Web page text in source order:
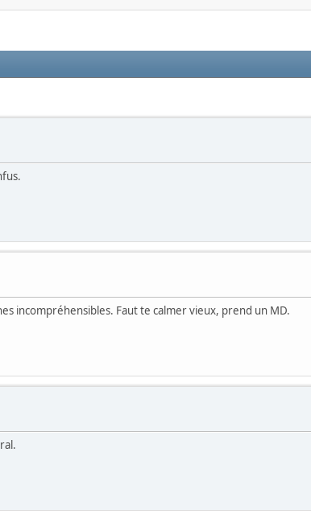
incompréhensibles. Faut te calmer vieux, prend un MD.